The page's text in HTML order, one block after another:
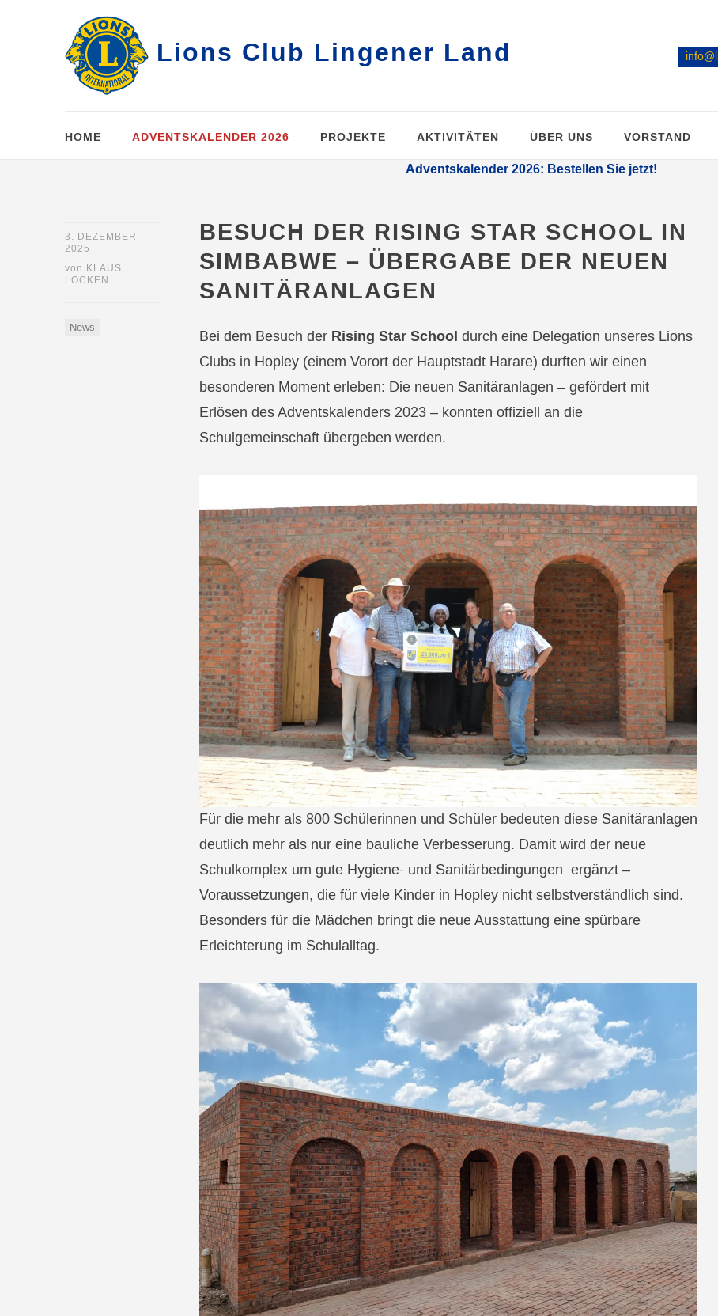
Lions Club Lingener Land
HOME ADVENTSKALENDER 2026 PROJEKTE AKTIVITÄTEN ÜBER UNS VORSTAND
Adventskalender 2026: Bestellen Sie jetzt!
3. DEZEMBER
2025
von KLAUS
LÖCKEN
News
BESUCH DER RISING STAR SCHOOL IN
SIMBABWE – ÜBERGABE DER NEUEN
SANITÄRANLAGEN
Bei dem Besuch der Rising Star School durch eine Delegation unseres Lions
Clubs in Hopley (einem Vorort der Hauptstadt Harare) durften wir einen
besonderen Moment erleben: Die neuen Sanitäranlagen – gefördert mit
Erlösen des Adventskalenders 2023 – konnten offiziell an die
Schulgemeinschaft übergeben werden.
Für die mehr als 800 Schülerinnen und Schüler bedeuten diese Sanitäranlagen
deutlich mehr als nur eine bauliche Verbesserung. Damit wird der neue
Schulkomplex um gute Hygiene- und Sanitärbedingungen ergänzt –
Voraussetzungen, die für viele Kinder in Hopley nicht selbstverständlich sind.
Besonders für die Mädchen bringt die neue Ausstattung eine spürbare
Erleichterung im Schulalltag.